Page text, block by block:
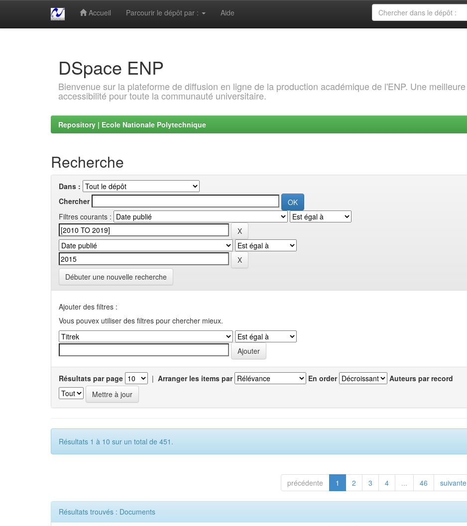
Accueil Parcourir le dépôt par : Aide
DSpace ENP
Bienvenue sur la plateforme de diffusion en ligne de la production académique de l'ENP. Une meilleure
accessibilité pour toute la communauté universitaire.
Repository | Ecole Nationale Polytechnique
Recherche
Dans :
Chercher
Filtres courants :
Débuter une nouvelle recherche
Ajouter des filtres :
Vous pouvex utiliser des filtres pour chercher mieux.
Résultats par page | Arranger les items par En order Auteurs par record
Résultats 1 à 10 sur un total de 451.
précédente 1 2 3 4 ... 46 suivante
Résultats trouvés : Documents